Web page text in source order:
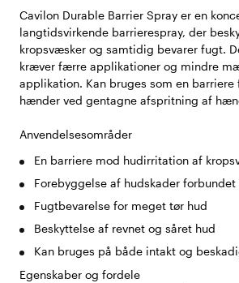
Cavilon Durable Barrier Spray er en
langtidsvirkende barrierespray, der
kropsvæsker og samtidig bevarer fugt.
kræver færre applikationer og mindre
applikation. Kan bruges som en
hænder ved gentagne afspritning af
Anvendelsesområder
En barriere mod hudirritation af
Forebyggelse af hudskader
Fugtbevarelse for meget tør hud
Beskyttelse af revnet og såret hud
Kan bruges på både intakt og
Egenskaber og fordele